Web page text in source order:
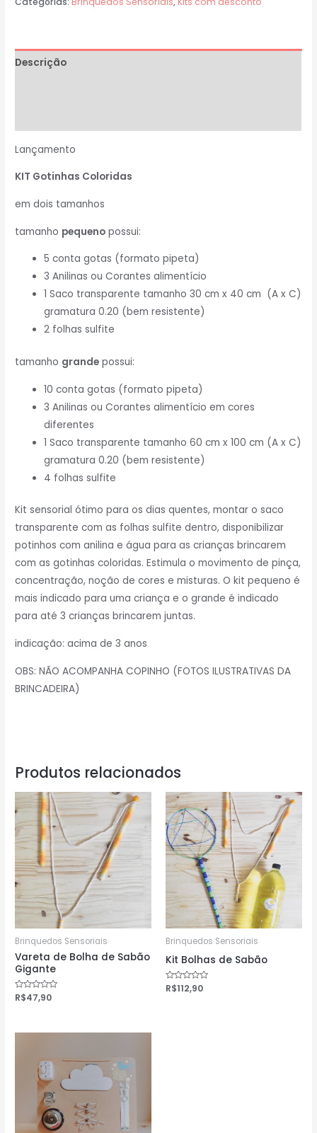
Descrição
Lançamento
KIT Gotinhas Coloridas
em dois tamanhos
tamanho pequeno possui:
5 conta gotas (formato pipeta)
3 Anilinas ou Corantes alimentício
1 Saco transparente tamanho 30 cm x 40 cm (A x C)
gramatura 0.20 (bem resistente)
2 folhas sulfite
tamanho grande possui:
10 conta gotas (formato pipeta)
3 Anilinas ou Corantes alimentício em cores
diferentes
1 Saco transparente tamanho 60 cm x 100 cm (A x C)
gramatura 0.20 (bem resistente)
4 folhas sulfite
Kit sensorial ótimo para os dias quentes, montar o saco
transparente com as folhas sulfite dentro, disponibilizar
potinhos com anilina e água para as crianças brincarem
com as gotinhas coloridas. Estimula o movimento de pinça,
concentração, noção de cores e misturas. O kit pequeno é
mais indicado para uma criança e o grande é indicado
para até 3 crianças brincarem juntas.
indicação: acima de 3 anos
OBS: NÃO ACOMPANHA COPINHO (FOTOS ILUSTRATIVAS DA
BRINCADEIRA)
Produtos relacionados
Brinquedos Sensoriais
Vareta de Bolha de Sabão
Gigante
Avaliação
R$47,90
Brinquedos Sensoriais
Kit Bolhas de Sabão
Avaliação
R$112,90